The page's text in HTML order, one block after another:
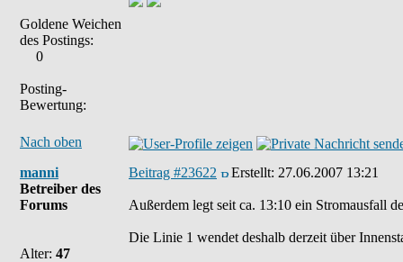
Goldene Weichen
des Postings:
0
Posting-
Bewertung:
Nach oben
manni
Betreiber des
Forums
Alter: 47
Beitrag #23622 Erstellt: 27.06.2007 13:21
Außerdem legt seit ca. 13:10 ein Stromausfall
Die Linie 1 wendet deshalb derzeit über